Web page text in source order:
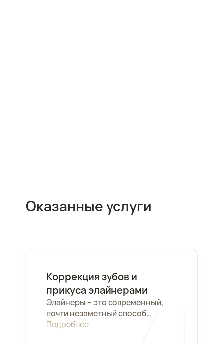
Оказанные услуги
Коррекция зубов и
прикуса элайнерами
Элайнеры – это современный,
почти незаметный способ
исправления прикуса и
расположения зубов. Они
Подробнее